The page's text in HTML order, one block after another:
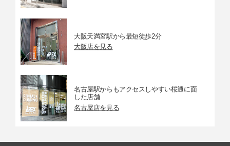
大阪天満宮駅から最短徒歩2分
大阪店を見る
名古屋駅からもアクセスしやすい桜通に面
した店舗
名古屋店を見る